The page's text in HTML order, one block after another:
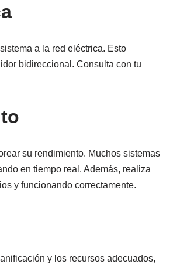
a la red eléctrica. Esto
bidireccional. Consulta con tu
su rendimiento. Muchos sistemas
en tiempo real. Además, realiza
y funcionando correctamente.
y los recursos adecuados,